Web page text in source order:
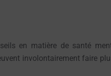
en matière de santé
involontairement faire